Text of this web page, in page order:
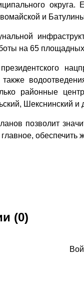
и
на 65
районные
Шекснинский и
позволит
главное,
(0)